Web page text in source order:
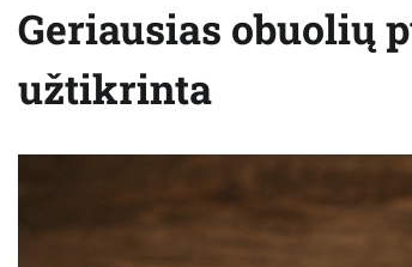
Geriausias obuolių
užtikrinta